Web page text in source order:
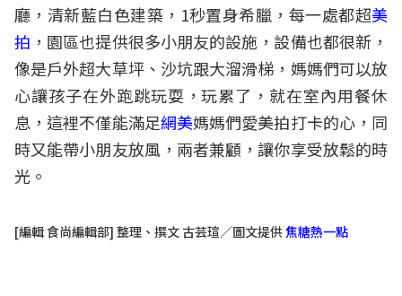
廳，清新藍白色建築，1秒置身希臘，每一處都超美
拍 ，園區也提供很多小朋友的設施，設備也都很新，
像是戶外超大草坪、沙坑跟大溜滑梯，媽媽們可以放
心讓孩子在外跑跳玩耍，玩累了，就在室內用餐休
息，這裡不僅能滿足網美媽媽們愛美拍打卡的心，同
時又能帶小朋友放風，兩者兼顧，讓你享受放鬆的時
光。
[編輯 食尚編輯部] 整理、撰文 古芸瑄／圖文提供焦糖熱一點